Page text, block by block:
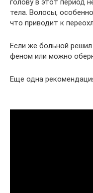
тела. Волосы,
что приводит к
Если же больной
феном или можно
Еще одна